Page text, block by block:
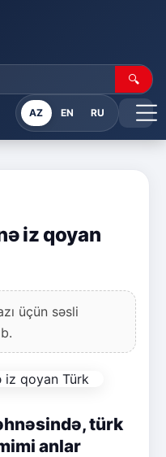
🔍
AZ EN RU
iz qoyan
üçün səsli
türk
anlar